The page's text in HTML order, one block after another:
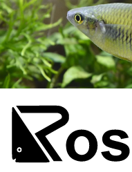
Ga
naar
de
inhoud